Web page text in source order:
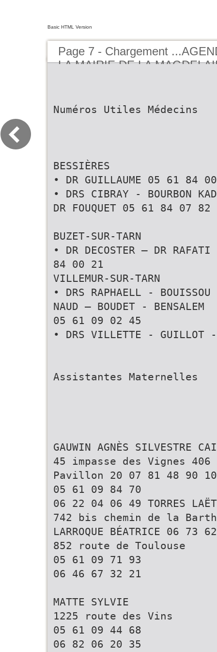
Basic HTML Version
Page 7 - Chargement
LA MAIRIE DE LA
Numéros Utiles Médecins
BESSIÈRES
• DR GUILLAUME 05 61 84
• DRS CIBRAY - BOURBON
DR FOUQUET 05 61 84 07 82
BUZET-SUR-TARN
• DR DECOSTER – DR
84 00 21
VILLEMUR-SUR-TARN
• DRS RAPHAELL - BOUISSOU
NAUD – BOUDET - BENSALEM
05 61 09 02 45
• DRS VILLETTE - GUILLOT
Assistantes Maternelles
GAUWIN AGNÈS SILVESTRE
45 impasse des Vignes
Pavillon 20 07 81 48 90 10
05 61 09 84 70
06 22 04 06 49 TORRES
742 bis chemin de la
LARROQUE BÉATRICE 06 73
852 route de Toulouse
05 61 09 71 93
06 46 67 32 21
MATTE SYLVIE
1225 route des Vins
05 61 09 44 68
06 82 06 20 35